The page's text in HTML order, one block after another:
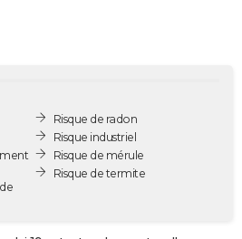
Risque de radon
Risque industriel
Risque de mérule
Risque de termite